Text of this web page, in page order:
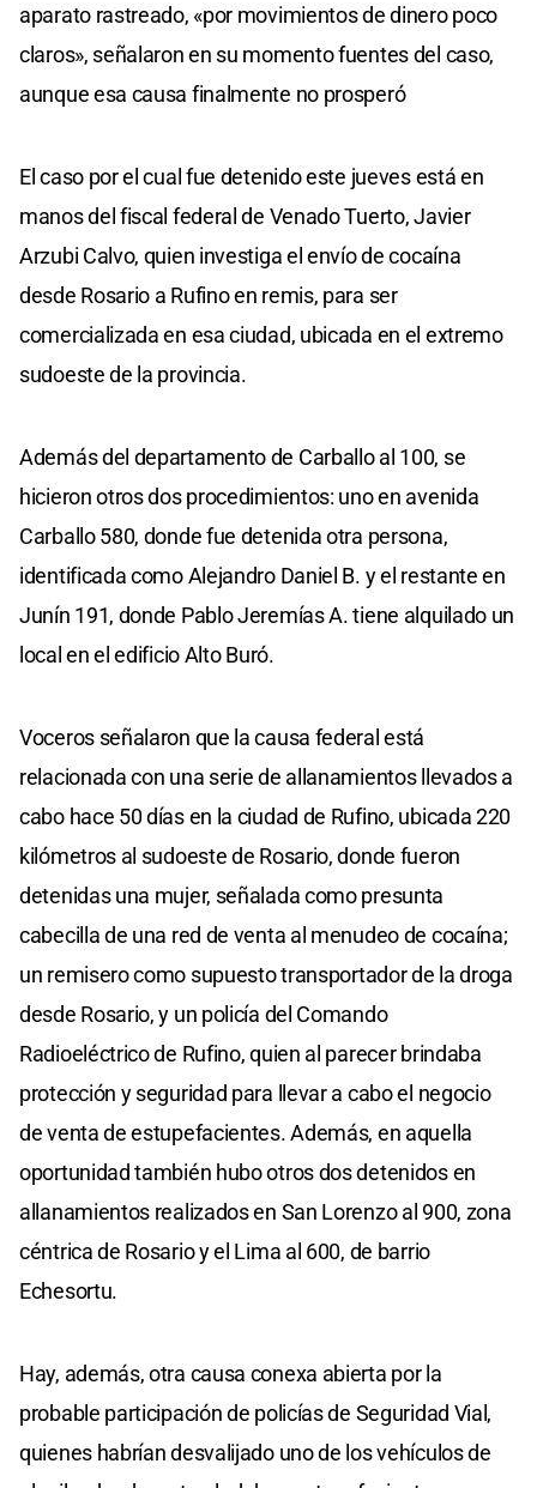
aparato rastreado, «por movimientos de dinero poco
claros», señalaron en su momento fuentes del caso,
aunque esa causa finalmente no prosperó
El caso por el cual fue detenido este jueves está en
manos del fiscal federal de Venado Tuerto, Javier
Arzubi Calvo, quien investiga el envío de cocaína
desde Rosario a Rufino en remis, para ser
comercializada en esa ciudad, ubicada en el extremo
sudoeste de la provincia.
Además del departamento de Carballo al 100, se
hicieron otros dos procedimientos: uno en avenida
Carballo 580, donde fue detenida otra persona,
identificada como Alejandro Daniel B. y el restante en
Junín 191, donde Pablo Jeremías A. tiene alquilado un
local en el edificio Alto Buró.
Voceros señalaron que la causa federal está
relacionada con una serie de allanamientos llevados a
cabo hace 50 días en la ciudad de Rufino, ubicada 220
kilómetros al sudoeste de Rosario, donde fueron
detenidas una mujer, señalada como presunta
cabecilla de una red de venta al menudeo de cocaína;
un remisero como supuesto transportador de la droga
desde Rosario, y un policía del Comando
Radioeléctrico de Rufino, quien al parecer brindaba
protección y seguridad para llevar a cabo el negocio
de venta de estupefacientes. Además, en aquella
oportunidad también hubo otros dos detenidos en
allanamientos realizados en San Lorenzo al 900, zona
céntrica de Rosario y el Lima al 600, de barrio
Echesortu.
Hay, además, otra causa conexa abierta por la
probable participación de policías de Seguridad Vial,
quienes habrían desvalijado uno de los vehículos de